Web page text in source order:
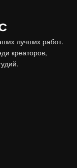
лучших работ.
креаторов,